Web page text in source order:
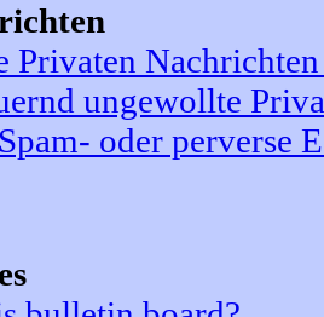
Privaten
ungewollte
oder perverse